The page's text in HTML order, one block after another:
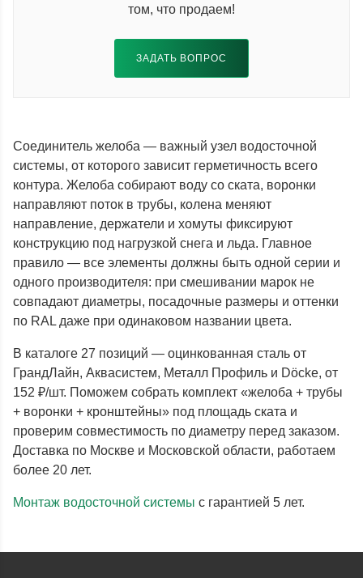
том, что продаем!
ЗАДАТЬ ВОПРОС
Соединитель желоба — важный узел водосточной
системы, от которого зависит герметичность всего
контура. Желоба собирают воду со ската, воронки
направляют поток в трубы, колена меняют
направление, держатели и хомуты фиксируют
конструкцию под нагрузкой снега и льда. Главное
правило — все элементы должны быть одной серии и
одного производителя: при смешивании марок не
совпадают диаметры, посадочные размеры и оттенки
по RAL даже при одинаковом названии цвета.
В каталоге 27 позиций — оцинкованная сталь от
ГрандЛайн, Аквасистем, Металл Профиль и Döcke, от
152 ₽/шт. Поможем собрать комплект «желоба + трубы
+ воронки + кронштейны» под площадь ската и
проверим совместимость по диаметру перед заказом.
Доставка по Москве и Московской области, работаем
более 20 лет.
Монтаж водосточной системы с гарантией 5 лет.